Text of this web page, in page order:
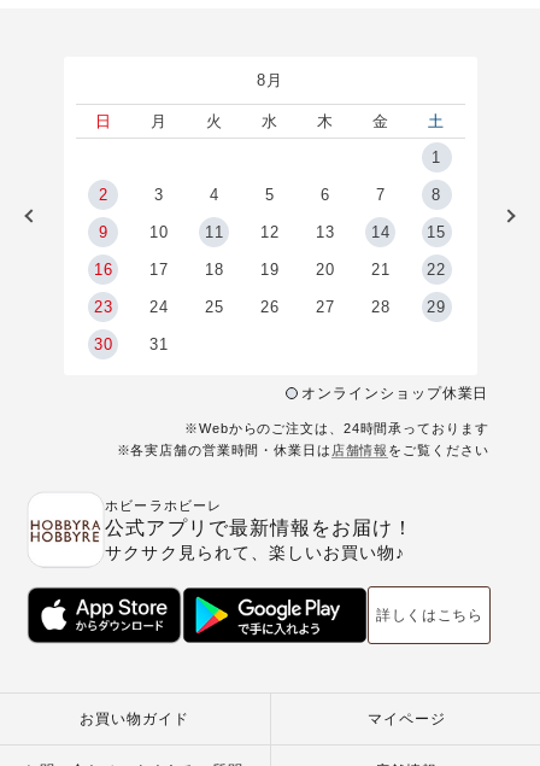
8月
日 月 火 水 木 金
土
1
2 3 4 5 6 7 8
9 10 11 12 13 14 15
16 17 18 19 20 21 22
23 24 25 26 27 28 29
30 31
オンラインショップ休業日
※Webからのご注文は、24時間承っております
※各実店舗の営業時間・休業日は 店舗情報 をご覧ください
ホビーラホビーレ
公式アプリで最新情報をお届け！
サクサク見られて、楽しいお買い物♪
詳しくはこちら
お買い物ガイド マイページ